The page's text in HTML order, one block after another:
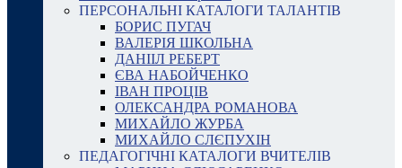
ПЕРСОНАЛЬНІ КАТАЛОГИ ТАЛАНТІВ
БОРИС ПУГАЧ
ВАЛЕРІЯ ШКОЛЬНА
ДАНІІЛ РЕБЕРТ
ЄВА НАБОЙЧЕНКО
ІВАН ПРОЦІВ
ОЛЕКСАНДРА РОМАНОВА
МИХАЙЛО ЖУРБА
МИХАЙЛО СЛЄПУХІН
ПЕДАГОГІЧНІ КАТАЛОГИ ВЧИТЕЛІВ